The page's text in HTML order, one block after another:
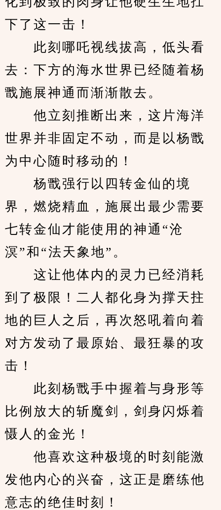
下了这一击！
此刻哪吒视线拔高，低头看
去：下方的海水世界已经随着杨
戬施展神通而渐渐散去。
他立刻推断出来，这片海洋
世界并非固定不动，而是以杨戬
为中心随时移动的！
杨戬强行以四转金仙的境
界，燃烧精血，施展出最少需要
七转金仙才能使用的神通“沧
溟”和“法天象地”。
这让他体内的灵力已经消耗
到了极限！二人都化身为撑天拄
地的巨人之后，再次怒吼着向着
对方发动了最原始、最狂暴的攻
击！
此刻杨戬手中握着与身形等
比例放大的斩魔剑，剑身闪烁着
慑人的金光！
他喜欢这种极境的时刻能激
发他内心的兴奋，这正是磨练他
意志的绝佳时刻！